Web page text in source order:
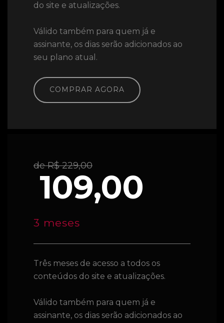
do site e atualizações.
Válido também para quem já e
assinante, os dias serão adicionados ao
seu plano atual.
COMPRAR AGORA
de R$ 229,00
109,00
3 meses
Três meses de acesso a todos os
conteúdos do site e atualizações.
Válido também para quem já e
assinante, os dias serão adicionados ao